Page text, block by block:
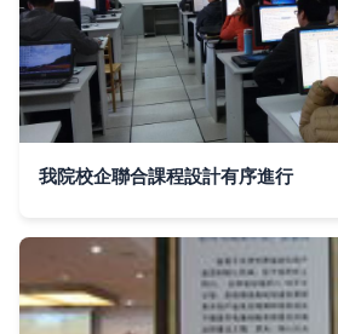
我院校企聯合課程設計有序進行